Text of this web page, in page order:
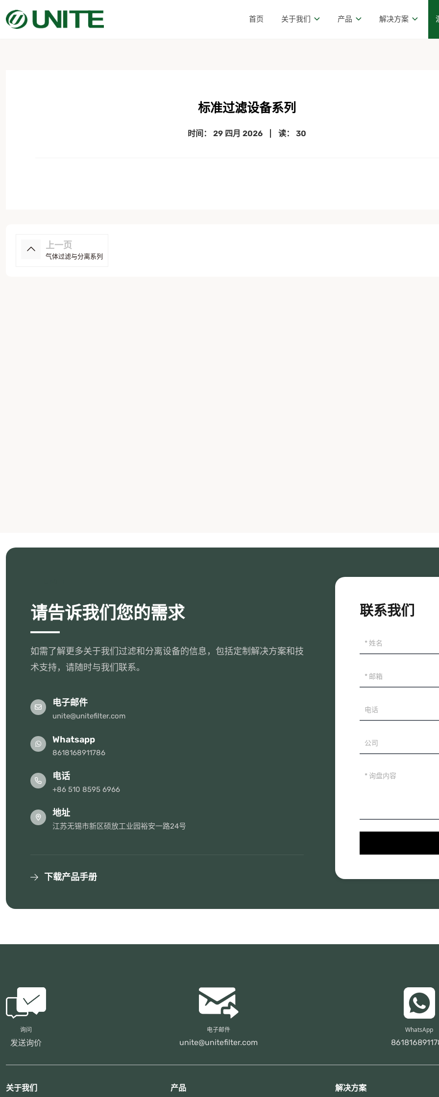
首页 关于我们 产品 解决方案
标准过滤设备系列
时间： 29 四月 2026 读： 30
上一页
气体过滤与分离系列
请告诉我们您的需求
如需了解更多关于我们过滤和分离设备的信息，包括定制解决方案和技
术支持，请随时与我们联系。
电子邮件
unite@unitefilter.com
Whatsapp
8618168911786
电话
+86 510 8595 6966
地址
江苏无锡市新区硕放工业园裕安一路24号
下载产品手册
联系我们
询问
发送询价
电子邮件
unite@unitefilter.com
WhatsApp
关于我们 产品 解决方案